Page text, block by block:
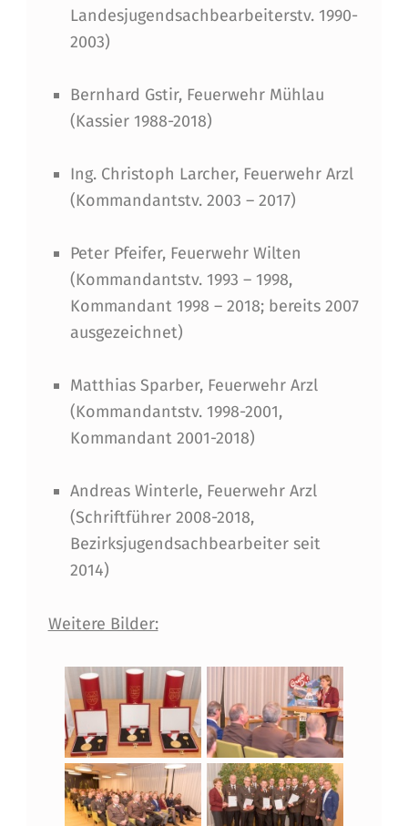
Landesjugendsachbearbeiterstv. 1990-
2003)
Bernhard Gstir, Feuerwehr Mühlau
(Kassier 1988-2018)
Ing. Christoph Larcher, Feuerwehr Arzl
(Kommandantstv. 2003 – 2017)
Peter Pfeifer, Feuerwehr Wilten
(Kommandantstv. 1993 – 1998,
Kommandant 1998 – 2018; bereits 2007
ausgezeichnet)
Matthias Sparber, Feuerwehr Arzl
(Kommandantstv. 1998-2001,
Kommandant 2001-2018)
Andreas Winterle, Feuerwehr Arzl
(Schriftführer 2008-2018,
Bezirksjugendsachbearbeiter seit
2014)
Weitere Bilder: